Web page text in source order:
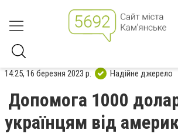
14:25, 16 березня 2023 р. Надійне джерело
Допомога 1000
українцям від